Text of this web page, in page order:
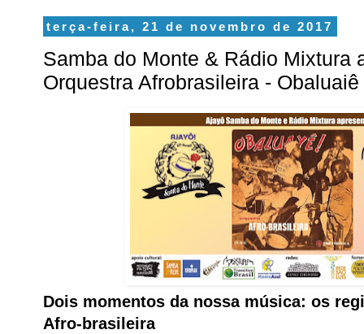
terça-feira, 21 de novembro de 2017
Samba do Monte & Rádio Mixtura
Orquestra Afrobrasileira -
Dois momentos da nossa música: os
Afro-brasileira